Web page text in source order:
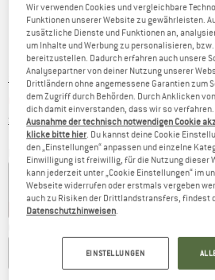
Ursprünglicher Preis :
74,95€
Preis:
67,46€ inkl. MwSt.
zzgl. VersandkostenInformationen zu den
Farbe:Dusty Olive
10% 10%
M
Wir verwenden Cookies und vergleichbare
Funktionen unserer Website zu gewährleisten.
zusätzliche Dienste und Funktionen an,
um Inhalte und Werbung zu personalisieren,
bereitzustellen. Dadurch erfahren auch unsere
Analysepartner von deiner Nutzung unserer
Drittländern ohne angemessene Garantien zum
dem Zugriff durch Behörden. Durch Anklicken
dich damit einverstanden, dass wir so
Ausnahme der technisch notwendigen Cookie
klicke bitte hier . Du kannst deine Cookie
den „Einstellungen“ anpassen und einzelne
Einwilligung ist freiwillig, für die Nutzung dieser
kann jederzeit unter „Cookie Einstellungen“ im
Webseite widerrufen oder erstmals vergeben
auch zu Risiken der Drittlandstransfers, findest
Datenschutzhinweisen
EINSTELLUNGEN